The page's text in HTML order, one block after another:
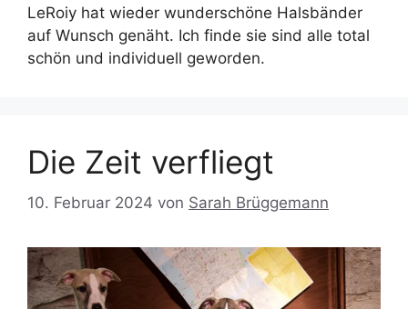
LeRoiy hat wieder wunderschöne Halsbänder
auf Wunsch genäht. Ich finde sie sind alle total
schön und individuell geworden.
Die Zeit verfliegt
10. Februar 2024 von Sarah Brüggemann